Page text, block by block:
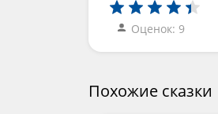
Оценок: 9
Похожие сказки